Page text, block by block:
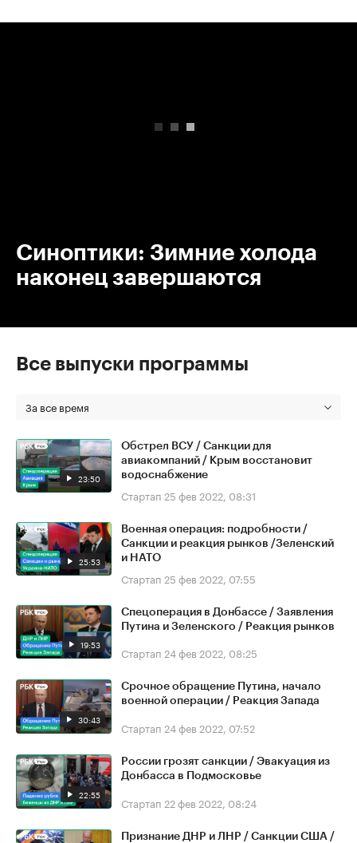
Синоптики: Зимние холода
наконец завершаются
Все выпуски программы
За все время
23:50
Обстрел ВСУ / Санкции для
авиакомпаний / Крым восстановит
водоснабжение
Стартап 25 фев 2022, 08:31
25:53
Военная операция: подробности /
Санкции и реакция рынков /Зеленский
и НАТО
Стартап 25 фев 2022, 07:55
19:53
Спецоперация в Донбассе / Заявления
Путина и Зеленского / Реакция рынков
Стартап 24 фев 2022, 08:25
30:43
Срочное обращение Путина, начало
военной операции / Реакция Запада
Стартап 24 фев 2022, 07:52
22:55
России грозят санкции / Эвакуация из
Донбасса в Подмосковье
Стартап 22 фев 2022, 08:24
Признание ДНР и ЛНР / Санкции США /